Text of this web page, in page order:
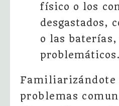
físico o los
desgastados,
o las baterías,
problemáticos.
Familiarizándote
problemas